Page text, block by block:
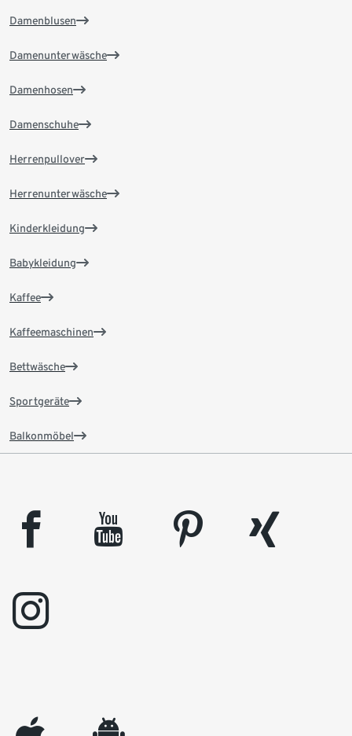
Damenblusen
Damenunterwäsche
Damenhosen
Damenschuhe
Herrenpullover
Herrenunterwäsche
Kinderkleidung
Babykleidung
Kaffee
Kaffeemaschinen
Bettwäsche
Sportgeräte
Balkonmöbel
facebook youtube pinterest
xing
instagram